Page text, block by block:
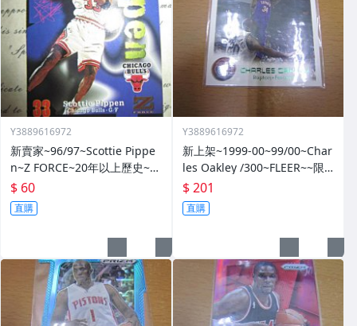
Y3889616972
新賣家~96/97~Scottie Pippe
n~Z FORCE~20年以上歷史~無
限量~
$ 60
直購
Y3889616972
新上架~1999-00~99/00~Char
les Oakley /300~FLEER~~限
量/300~1060114-1
$ 201
直購